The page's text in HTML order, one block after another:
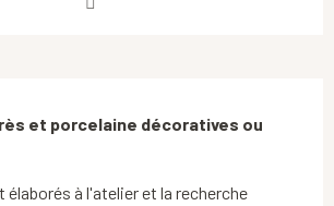
et porcelaine décoratives ou
élaborés à l'atelier et la recherche